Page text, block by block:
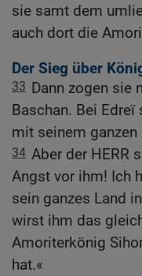
sie samt dem
auch dort die
Der Sieg über
33 Dann zogen sie
Baschan. Bei
mit seinem ganzen
34 Aber der HERR
Angst vor ihm! Ich
sein ganzes Land
wirst ihm das
Amoriterkönig
hat.«